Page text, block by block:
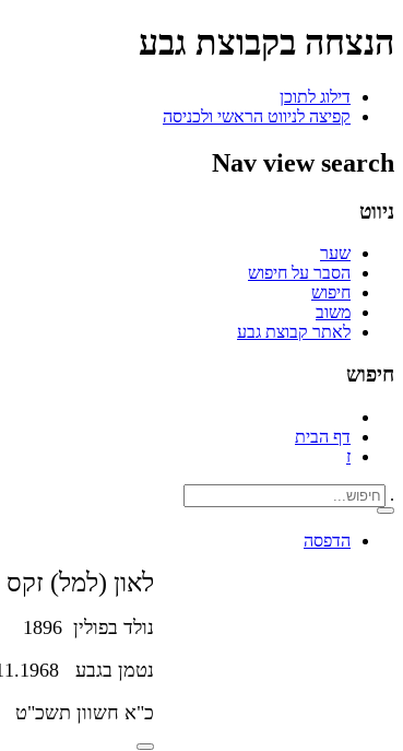
הנצחה בקבוצת גבע
דילוג לתוכן
קפיצה לניווט הראשי ולכניסה
Nav view search
ניווט
שער
הסבר על חיפוש
חיפוש
משוב
לאתר קבוצת גבע
חיפוש
דף הבית
ז
.
הדפסה
לאון (למל) זקס
נולד בפולין 1896
נטמן בגבע 11.11.1968
כ"א חשוון תשכ"ט